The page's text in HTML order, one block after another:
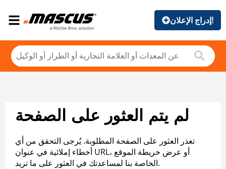
إدراج الإعلان!
لم يتم العثور على الصفحة
تعذر العثور على الصفحة المطلوبة. يُرجى التحقق من أي
أخطاء إملائية في عنوان URL، أو عرض خريطة الموقع
الخاصة بنا لمساعدتك في العثور على ما تريد.